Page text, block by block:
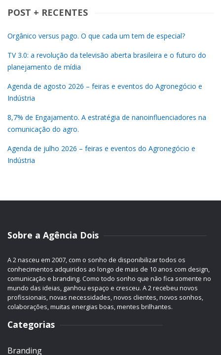
POST + RECENTES
Orgânico versus pago. O que cada um tem de especial?
TV 3.0: a revolução da televisão aberta brasileira e o futuro do
planejamento de mídia
Agenda de agosto 2026 – feiras e eventos do Agronegócio e
Indústria
8,7% de Engajamento. A estratégia de nanoinfluenciadores na
comunicação do agro.
Agenda de julho 2026 – feiras e eventos do Agronegócio e
Indústria
Sobre a Agência Dois
A 2 nasceu em 2007, com o sonho de disponibilizar todos os
conhecimentos adquiridos ao longo de mais de 10 anos com design,
comunicação e branding. Como todo sonho que não fica somente no
mundo das ideias, ganhou espaço e cresceu. A 2 recebeu novos
profissionais, novas necessidades, novos clientes, novos sonhos,
colaborações, muitas energias boas, mentes brilhantes.
Categorias
Branding